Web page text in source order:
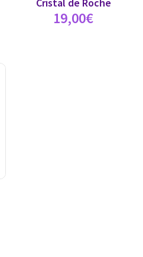
Cristal de Roche
19,00€